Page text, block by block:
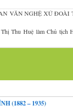
VĂN NGHỆ XỨ ĐOÀI
Thu Huệ làm Chủ tịch
(1882 – 1935)